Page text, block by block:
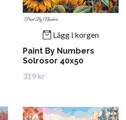
Lägg i korgen
Paint By Numbers
Solrosor 40x50
319 kr